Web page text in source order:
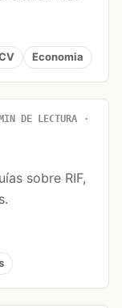
Economia
DE LECTURA
sobre RIF,